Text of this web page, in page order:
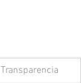
Transparencia